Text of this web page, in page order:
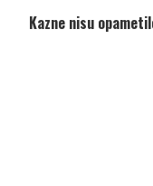
Kazne nisu